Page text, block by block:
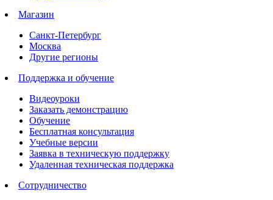
Магазин
Санкт-Петербург
Москва
Другие регионы
Поддержка и обучение
Видеоуроки
Заказать демонстрацию
Обучение
Бесплатная консультация
Учебные версии
Заявка в техническую поддержку
Удаленная техническая поддержка
Сотрудничество